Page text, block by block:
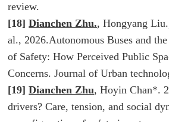
review.
[18] Dianchen Zhu., Hongyang
al., 2026.Autonomous Buses and
of Safety: How Perceived Public
Concerns.Journal of Urban
[19] Dianchen Zhu, Hoyin Chan*.
drivers? Care, tension, and social